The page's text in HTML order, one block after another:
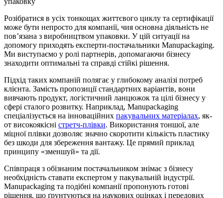
Розібратися в усіх тонкощах життєвого циклу та сертифікації
може бути непросто для компанії, чия основна діяльність не
пов’язана з виробництвом упаковки. У цій ситуації на
допомогу приходять експерти-постачальники Manupackaging.
Ми виступаємо у ролі партнерів, допомагаючи бізнесу
знаходити оптимальні та справді стійкі рішення.
Підхід таких компаній полягає у глибокому аналізі потреб
клієнта. Замість пропозиції стандартних варіантів, вони
вивчають продукт, логістичний ланцюжок та цілі бізнесу у
сфері сталого розвитку. Наприклад, Manupackaging
спеціалізується на інноваційних пакувальних матеріалах, як-
от високоякісні стретч-плівки. Використання тоншої, але
міцної плівки дозволяє значно скоротити кількість пластику
без шкоди для збереження вантажу. Це прямий приклад
принципу «зменшуй» та дії.
Співпраця з обізнаним постачальником знімає з бізнесу
необхідність ставати експертом у пакувальній індустрії.
Manupackaging та подібні компаніїпропонують готові
рішення, що ґрунтуються на наукових оцінках і передових